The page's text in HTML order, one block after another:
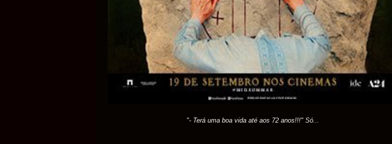
"- Terá uma boa vida até aos 72 anos!!!" Só...